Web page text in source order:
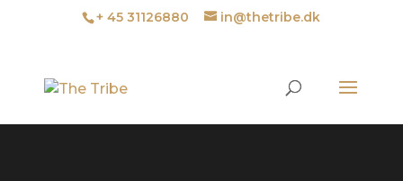
+ 45 31126880 in@thetribe.dk